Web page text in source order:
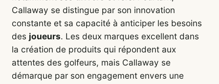
Callaway se distingue par son innovation
constante et sa capacité à anticiper les besoins
des joueurs. Les deux marques excellent dans
la création de produits qui répondent aux
attentes des golfeurs, mais Callaway se
démarque par son engagement envers une